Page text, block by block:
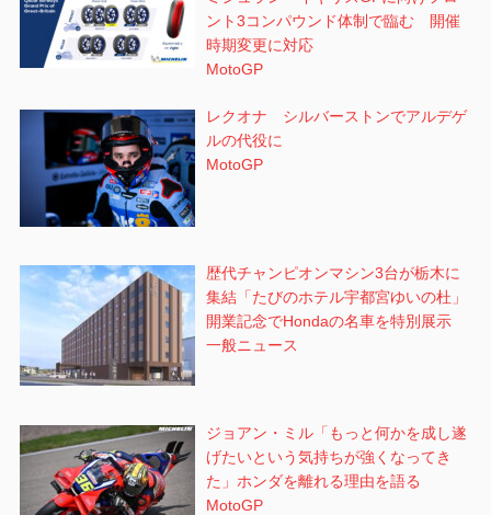
ント3コンパウンド体制で臨む 開催
時期変更に対応
MotoGP
レクオナ シルバーストンでアルデゲ
ルの代役に
MotoGP
歴代チャンピオンマシン3台が栃木に
集結「たびのホテル宇都宮ゆいの杜」
開業記念でHondaの名車を特別展示
一般ニュース
ジョアン・ミル「もっと何かを成し遂
げたいという気持ちが強くなってき
た」ホンダを離れる理由を語る
MotoGP